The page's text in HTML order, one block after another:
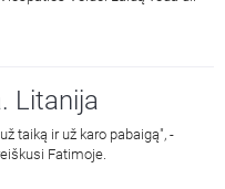
Litanija
taiką ir už karo pabaigą", -
Fatimoje.